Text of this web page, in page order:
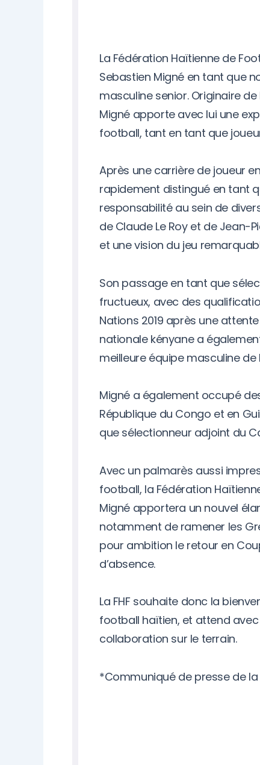
La Fédération Haïtienne de
Sebastien Migné en tant que
masculine senior. Originaire
Migné apporte avec lui une
football, tant en tant que
Après une carrière de joueur
rapidement distingué en tant
responsabilité au sein de
de Claude Le Roy et de Jean-
et une vision du jeu
Son passage en tant que
fructueux, avec des
Nations 2019 après une
nationale kényane a
meilleure équipe masculine de
Migné a également occupé
République du Congo et en
que sélectionneur adjoint du
Avec un palmarès aussi
football, la Fédération
Migné apportera un nouvel
notamment de ramener les
pour ambition le retour en
d’absence.
La FHF souhaite donc la
football haïtien, et attend
collaboration sur le terrain.
*Communiqué de presse de la